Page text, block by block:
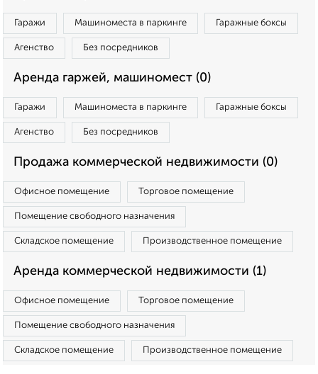
Гаражи Машиноместа в паркинге Гаражные боксы
Агенство Без посредников
Аренда гаржей, машиномест (0)
Гаражи Машиноместа в паркинге Гаражные боксы
Агенство Без посредников
Продажа коммерческой недвижимости (0)
Офисное помещение Торговое помещение
Помещение свободного назначения
Складское помещение Производственное помещение
Аренда коммерческой недвижимости (1)
Офисное помещение Торговое помещение
Помещение свободного назначения
Складское помещение Производственное помещение